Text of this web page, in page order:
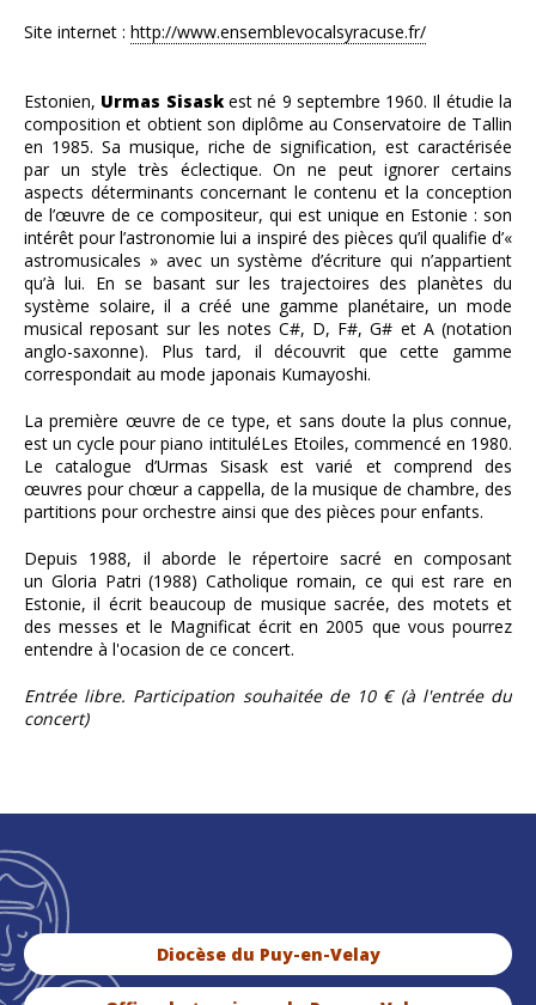
Site internet : http://www.ensemblevocalsyracuse.fr/
Estonien, Urmas Sisaskest né 9 septembre 1960. Il étudie la
composition et obtient son diplôme au Conservatoire de Tallin
en 1985. Sa musique, riche de signification, est caractérisée
par un style très éclectique. On ne peut ignorer certains
aspects déterminants concernant le contenu et la conception
de l’œuvre de ce compositeur, qui est unique en Estonie : son
intérêt pour l’astronomie lui a inspiré des pièces qu’il qualifie d’«
astromusicales » avec un système d’écriture qui n’appartient
qu’à lui. En se basant sur les trajectoires des planètes du
système solaire, il a créé une gamme planétaire, un mode
musical reposant sur les notes C#, D, F#, G# et A (notation
anglo-saxonne). Plus tard, il découvrit que cette gamme
correspondait au mode japonais Kumayoshi.
La première œuvre de ce type, et sans doute la plus connue,
est un cycle pour piano intituléLes Etoiles, commencé en 1980.
Le catalogue d’Urmas Sisask est varié et comprend des
œuvres pour chœur a cappella, de la musique de chambre, des
partitions pour orchestre ainsi que des pièces pour enfants.
Depuis 1988, il aborde le répertoire sacré en composant
un Gloria Patri (1988) Catholique romain, ce qui est rare en
Estonie, il écrit beaucoup de musique sacrée, des motets et
des messes et le Magnificat écrit en 2005 que vous pourrez
entendre à l'ocasion de ce concert.
Entrée libre. Participation souhaitée de 10 € (à l'entrée du
concert)
Diocèse du Puy-en-Velay